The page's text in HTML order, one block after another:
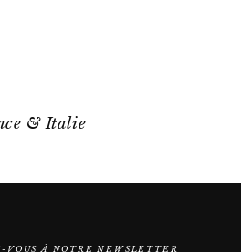
& Italie
VOUS À NOTRE NEWSLETTER